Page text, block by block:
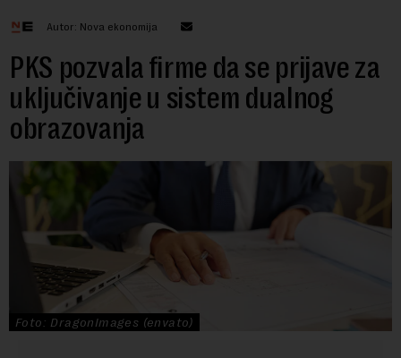
Autor: Nova ekonomija
PKS pozvala firme da se prijave za
uključivanje u sistem dualnog
obrazovanja
Foto: DragonImages (envato)